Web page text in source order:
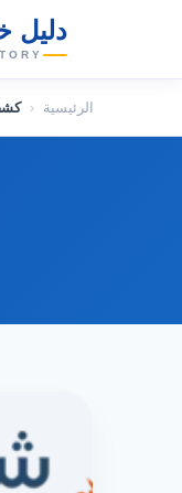
دليل
الرئيسية ‹